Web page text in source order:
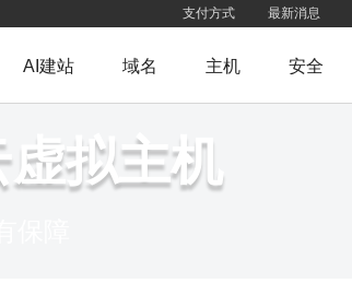
最新消息
支付方式
AI建站 域名 主机 安全
拟主机